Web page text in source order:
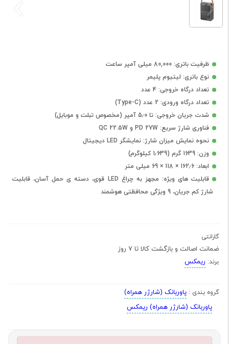
ظرفیت باتری: 80,000 میلی آمپر ساعت
نوع باتری: لیتیوم پلیمر
تعداد درگاه خروجی: 4 عدد
تعداد درگاه ورودی: 2 عدد (Type-C)
شدت جریان خروجی: تا 5٫0 آمپر (مخصوص تبلت و موبایل)
فناوری شارژ سریع: PD 27W و QC 22.5W
نحوه نمایش میزان شارژ: نمایشگر LED دیجیتال
وزن: 1639 گرم (1٫639 کیلوگرم)
ابعاد: 162٫6 × 118 × 69 میلی متر
قابلیت های ویژه: مجهز به چراغ LED قوی، دسته ی حمل آسان، قابلیت
شارژ کم جریان، 9 ویژگی محافظتی هوشمند
گارانتی
ضمانت اصالت و بازگشت کالا تا 7 روز
برند: ریمکس
گروه بندی : پاوربانک (شارژر همراه)
پاوربانک (شارژر همراه) ریمکس